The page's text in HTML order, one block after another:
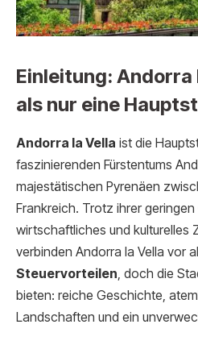
Einleitung: Andorra
als nur eine
Andorra la Vella ist die
faszinierenden Fürstentums
majestätischen Pyrenäen
Frankreich. Trotz ihrer
wirtschaftliches und kulturelles
verbinden Andorra la Vella vor
Steuervorteilen, doch die
bieten: reiche Geschichte,
Landschaften und ein